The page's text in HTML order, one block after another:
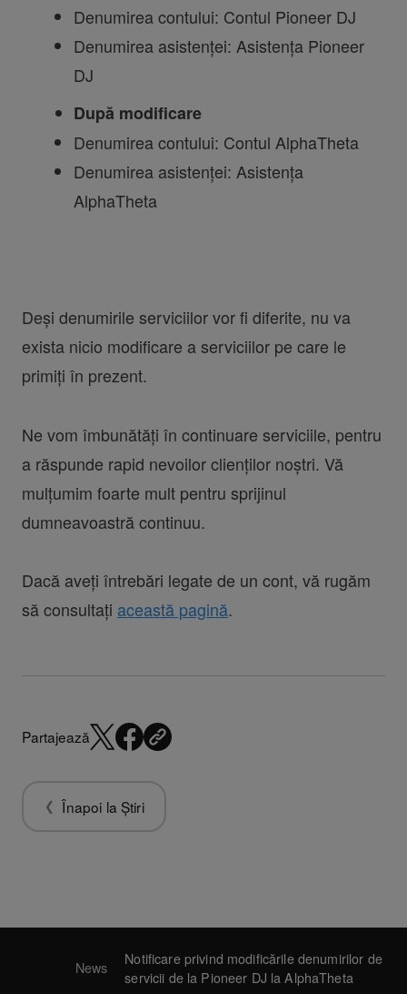
Denumirea contului: Contul Pioneer DJ
Denumirea asistenței: Asistența Pioneer
DJ
După modificare
Denumirea contului: Contul AlphaTheta
Denumirea asistenței: Asistența
AlphaTheta
Deși denumirile serviciilor vor fi diferite, nu va
exista nicio modificare a serviciilor pe care le
primiți în prezent.
Ne vom îmbunătăți în continuare serviciile, pentru
a răspunde rapid nevoilor clienților noștri. Vă
mulțumim foarte mult pentru sprijinul
dumneavoastră continuu.
Dacă aveți întrebări legate de un cont, vă rugăm
să consultați această pagină.
Partajează
Înapoi la Știri
News
Notificare privind modificările denumirilor de
servicii de la Pioneer DJ la AlphaTheta